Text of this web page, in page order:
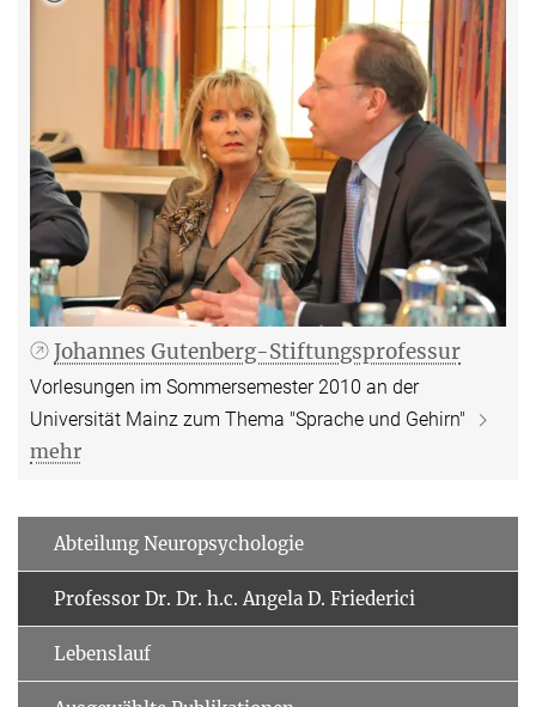
Johannes Gutenberg-Stiftungsprofessur
Vorlesungen im Sommersemester 2010 an der
Universität Mainz zum Thema "Sprache und Gehirn"
mehr
Abteilung Neuropsychologie
Professor Dr. Dr. h.c. Angela D. Friederici
Lebenslauf